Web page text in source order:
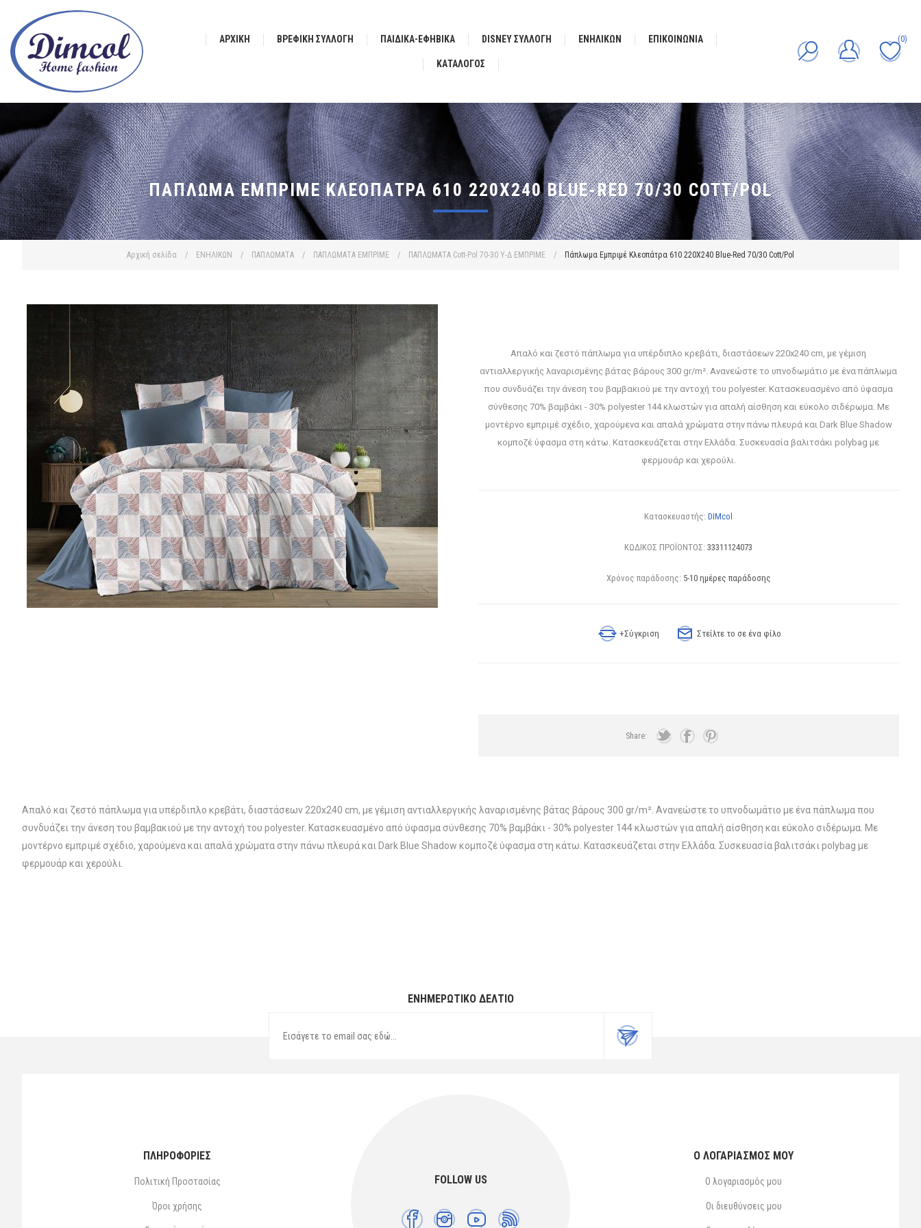
ΑΡΧΙΚΉ ΒΡΕΦΙΚΗ ΣΥΛΛΟΓΗ ΠΑΙΔΙΚΑ-ΕΦΗΒΙΚΑ DISNEY ΣΥΛΛΟΓΗ ΕΝΗΛΙΚΩΝ ΕΠΙΚΟΙΝΩΝΊΑ
ΚΑΤΆΛΟΓΟΣ
(0)
Αρχική σελίδα / ΕΝΗΛΙΚΩΝ / ΠΑΠΛΩΜΑΤΑ / ΠΑΠΛΩΜΑΤΑ ΕΜΠΡΙΜΕ / ΠΑΠΛΩΜΑΤΑ Cott-Pol 70-30 Υ-Δ ΕΜΠΡΙΜΕ / Πάπλωμα Εμπριμέ Κλεοπάτρα 610 220X240 Blue-Red 70/30 Cott/Pol
ΠΆΠΛΩΜΑ ΕΜΠΡΙΜΈ ΚΛΕΟΠΆΤΡΑ 610 220X240 BLUE-RED 70/30 COTT/POL
Απαλό και ζεστό πάπλωμα για υπέρδιπλο κρεβάτι, διαστάσεων 220x240 cm, με γέμιση
αντιαλλεργικής λαναρισμένης βάτας βάρους 300 gr/m². Ανανεώστε το υπνοδωμάτιο με ένα πάπλωμα
που συνδυάζει την άνεση του βαμβακιού με την αντοχή του polyester. Κατασκευασμένo από ύφασμα
σύνθεσης 70% βαμβάκι - 30% polyester 144 κλωστών για απαλή αίσθηση και εύκολο σιδέρωμα. Με
μοντέρνο εμπριμέ σχέδιο, χαρούμενα και απαλά χρώματα στην πάνω πλευρά και Dark Blue Shadow
κομποζέ ύφασμα στη κάτω. Κατασκευάζεται στην Ελλάδα. Συσκευασία βαλιτσάκι polybag με
φερμουάρ και χερούλι.
Κατασκευαστής: DIMcol
ΚΩΔΙΚΟΣ ΠΡΟΪΟΝΤΟΣ: 33311124073
Χρόνος παράδοσης: 5-10 ημέρες παράδοσης
+Σύγκριση Στείλτε το σε ένα φίλο
Share:
Απαλό και ζεστό πάπλωμα για υπέρδιπλο κρεβάτι, διαστάσεων 220x240 cm, με γέμιση αντιαλλεργικής λαναρισμένης βάτας βάρους 300 gr/m². Ανανεώστε το υπνοδωμάτιο με ένα πάπλωμα που
συνδυάζει την άνεση του βαμβακιού με την αντοχή του polyester. Κατασκευασμένo από ύφασμα σύνθεσης 70% βαμβάκι - 30% polyester 144 κλωστών για απαλή αίσθηση και εύκολο σιδέρωμα. Με
μοντέρνο εμπριμέ σχέδιο, χαρούμενα και απαλά χρώματα στην πάνω πλευρά και Dark Blue Shadow κομποζέ ύφασμα στη κάτω. Κατασκευάζεται στην Ελλάδα. Συσκευασία βαλιτσάκι polybag με
φερμουάρ και χερούλι.
ΕΝΗΜΕΡΩΤΙΚΌ ΔΕΛΤΊΟ
FOLLOW US
ΠΛΗΡΟΦΟΡΙΕΣ
Πολιτική Προστασίας
Όροι χρήσης
Ο ΛΟΓΑΡΙΑΣΜΌΣ ΜΟΥ
Ο λογαριασμός μου
Οι διευθύνσεις μου